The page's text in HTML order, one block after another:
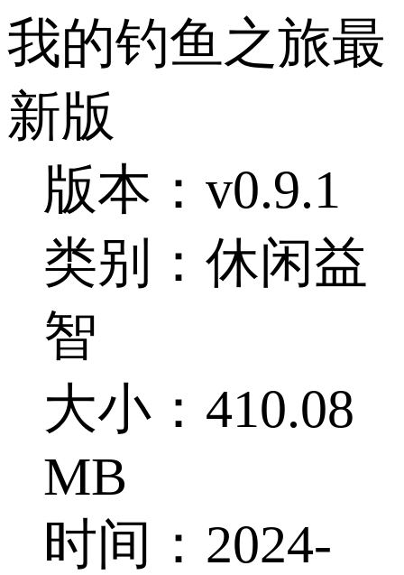
我的钓鱼之旅最
新版
版本：v0.9.1
类别：休闲益
智
大小：410.08
MB
时间：2024-